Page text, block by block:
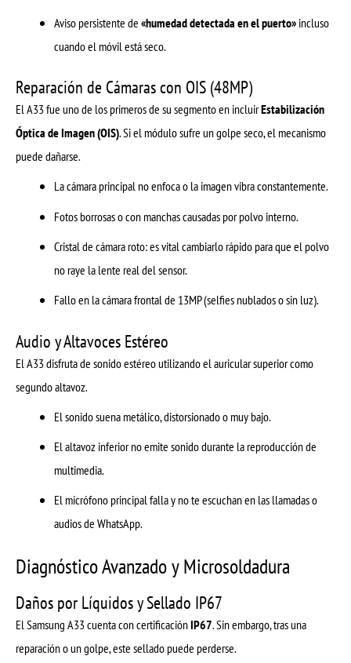
Aviso persistente de«humedad detectada en el puerto»incluso
cuando el móvil está seco.
Reparación de Cámaras con OIS (48MP)
El A33 fue uno de los primeros de su segmento en incluirEstabilización
Óptica de Imagen (OIS). Si el módulo sufre un golpe seco, el mecanismo
puede dañarse.
La cámara principal no enfoca o la imagen vibra constantemente.
Fotos borrosas o con manchas causadas por polvo interno.
Cristal de cámara roto: es vital cambiarlo rápido para que el polvo
no raye la lente real del sensor.
Fallo en la cámara frontal de 13MP (selfies nublados o sin luz).
Audio y Altavoces Estéreo
El A33 disfruta de sonido estéreo utilizando el auricular superior como
segundo altavoz.
El sonido suena metálico, distorsionado o muy bajo.
El altavoz inferior no emite sonido durante la reproducción de
multimedia.
El micrófono principal falla y no te escuchan en las llamadas o
audios de WhatsApp.
Diagnóstico Avanzado y Microsoldadura
Daños por Líquidos y Sellado IP67
El Samsung A33 cuenta con certificaciónIP67. Sin embargo, tras una
reparación o un golpe, este sellado puede perderse.